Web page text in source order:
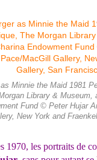
Minnie the Maid 1981
Library & Museum,
Fund © Peter Hujar
New York and
1970, les portraits de